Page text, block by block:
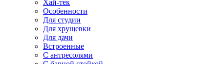
Хай-тек
Особенности
Для студии
Для хрущевки
Для дачи
Встроенные
С антресолями